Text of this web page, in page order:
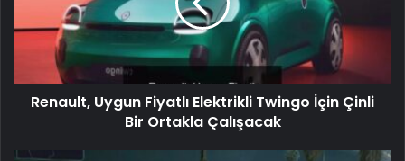
Renault, Uygun Fiyatlı Elektrikli Twingo İçin Çinli
Bir Ortakla Çalışacak